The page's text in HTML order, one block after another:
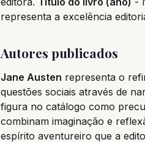
representa a excelência
Autores publicados
Jane Austen representa o
questões sociais através de
figura no catálogo como
combinam imaginação e
espírito aventureiro que a